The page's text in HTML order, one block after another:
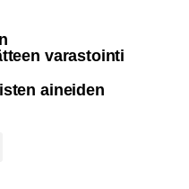
varastointi
aineiden